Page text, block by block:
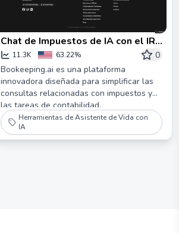
Chat de Impuestos de IA con el IRS
| bookeeping.ai
11.3K 63.22%
0
Bookeeping.ai es una plataforma
innovadora diseñada para simplificar las
consultas relacionadas con impuestos y
las tareas de contabilidad.
Herramientas de Asistente de Vida con
IA